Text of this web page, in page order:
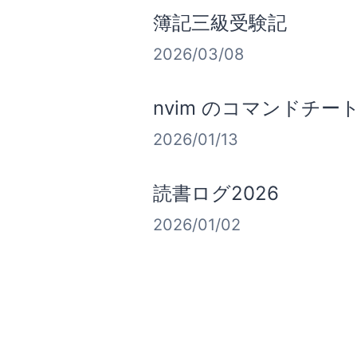
簿記三級受験記
2026/03/08
nvim のコマンドチー
2026/01/13
読書ログ2026
2026/01/02